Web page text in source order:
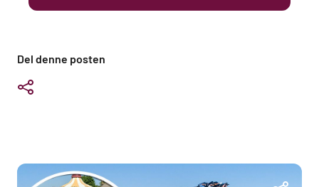
Del denne posten